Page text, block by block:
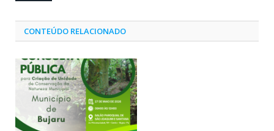
CONTEÚDO RELACIONADO